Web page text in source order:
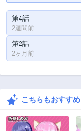
第4話
2週間前
第2話
2ヶ月前
こちらもおすすめ